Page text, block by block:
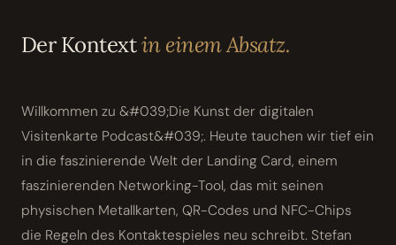
Der Kontextin einem Absatz.
Willkommen zu &#039;Die Kunst der digitalen
Visitenkarte Podcast&#039;. Heute tauchen wir tief ein
in die faszinierende Welt der Landing Card, einem
faszinierenden Networking-Tool, das mit seinen
physischen Metallkarten, QR-Codes und NFC-Chips
die Regeln des Kontaktespieles neu schreibt. Stefan